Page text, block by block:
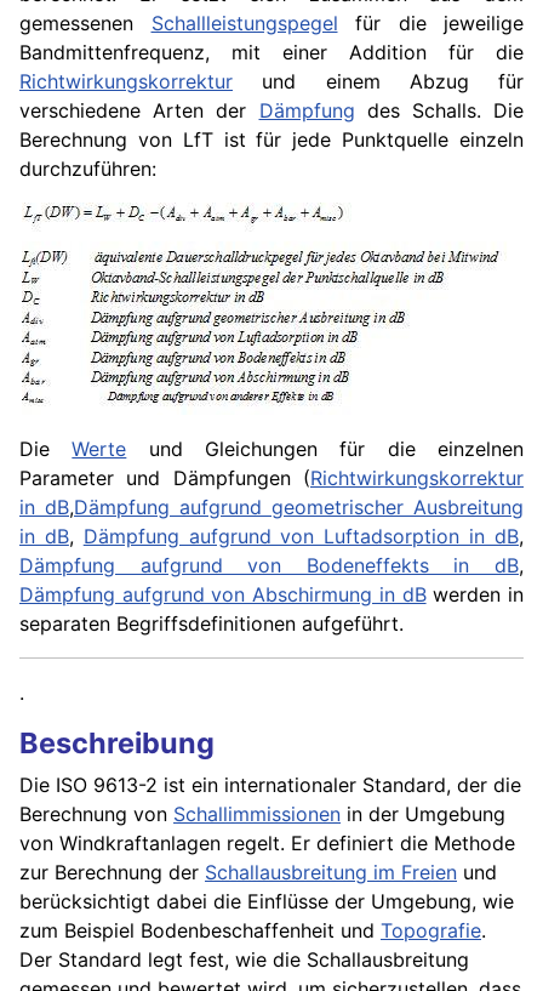
gemessenen Schallleistungspegel für die jeweilige
Bandmittenfrequenz, mit einer Addition für die
Richtwirkungskorrektur und einem Abzug für
verschiedene Arten der Dämpfung des Schalls. Die
Berechnung von LfT ist für jede Punktquelle einzeln
durchzuführen:
DieWerte und Gleichungen für die einzelnen
Parameter und Dämpfungen (Richtwirkungskorrektur
in dB,Dämpfung aufgrund geometrischer Ausbreitung
in dB, Dämpfung aufgrund von Luftadsorption in dB,
Dämpfung aufgrund von Bodeneffekts in dB,
Dämpfung aufgrund von Abschirmung in dBwerden in
separaten Begriffsdefinitionen aufgeführt.
.
Beschreibung
Die ISO 9613-2 ist ein internationaler Standard, der die
Berechnung von Schallimmissionen in der Umgebung
von Windkraftanlagen regelt. Er definiert die Methode
zur Berechnung der Schallausbreitung im Freien und
berücksichtigt dabei die Einflüsse der Umgebung, wie
zum Beispiel Bodenbeschaffenheit und Topografie.
Der Standard legt fest, wie die Schallausbreitung